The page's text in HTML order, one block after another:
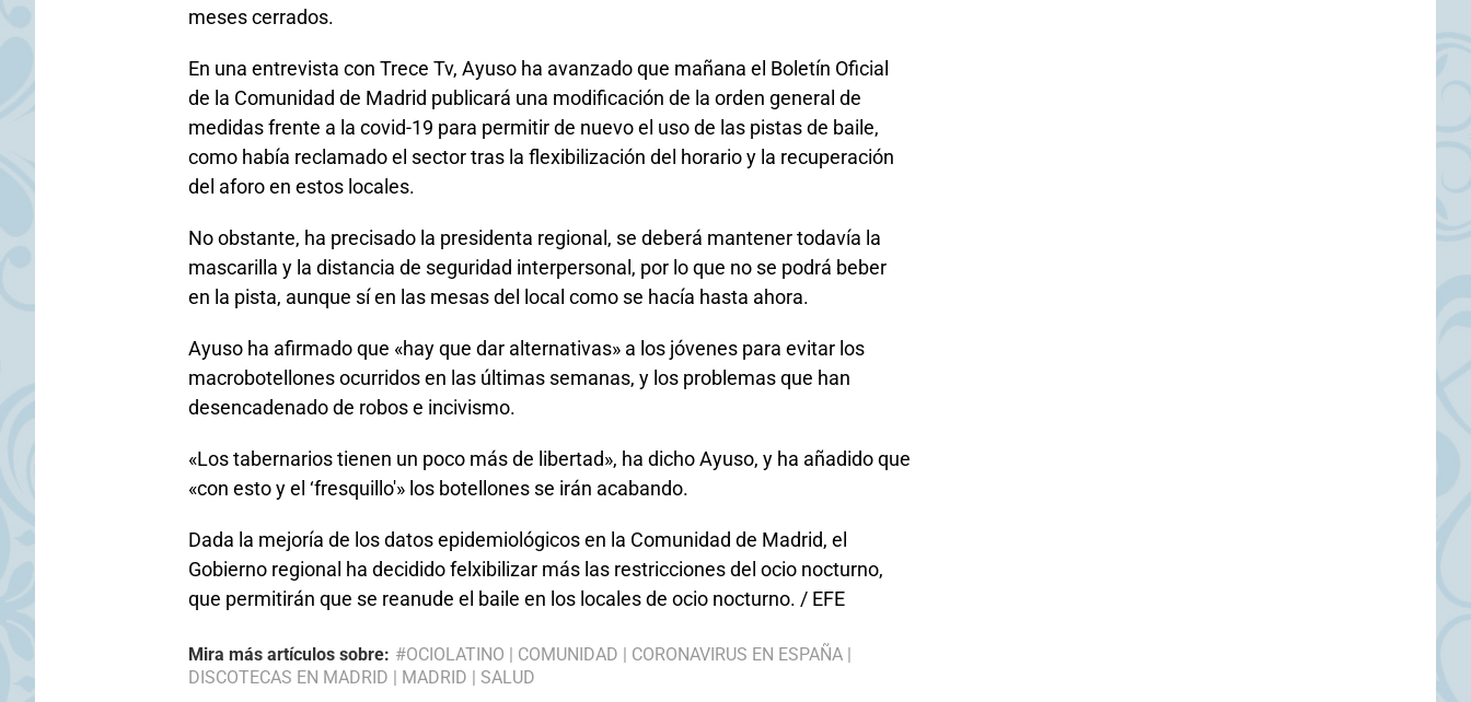
meses cerrados.
En una entrevista con Trece Tv, Ayuso ha avanzado que mañana el Boletín Oficial
de la Comunidad de Madrid publicará una modificación de la orden general de
medidas frente a la covid-19 para permitir de nuevo el uso de las pistas de baile,
como había reclamado el sector tras la flexibilización del horario y la recuperación
del aforo en estos locales.
No obstante, ha precisado la presidenta regional, se deberá mantener todavía la
mascarilla y la distancia de seguridad interpersonal, por lo que no se podrá beber
en la pista, aunque sí en las mesas del local como se hacía hasta ahora.
Ayuso ha afirmado que «hay que dar alternativas» a los jóvenes para evitar los
macrobotellones ocurridos en las últimas semanas, y los problemas que han
desencadenado de robos e incivismo.
«Los tabernarios tienen un poco más de libertad», ha dicho Ayuso, y ha añadido que
«con esto y el ‘fresquillo'» los botellones se irán acabando.
Dada la mejoría de los datos epidemiológicos en la Comunidad de Madrid, el
Gobierno regional ha decidido felxibilizar más las restricciones del ocio nocturno,
que permitirán que se reanude el baile en los locales de ocio nocturno. / EFE
Mira más artículos sobre: #OCIOLATINO | COMUNIDAD | CORONAVIRUS EN ESPAÑA |
DISCOTECAS EN MADRID | MADRID | SALUD